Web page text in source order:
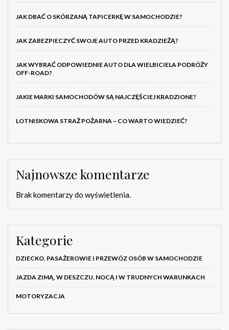
JAK DBAĆ O SKÓRZANĄ TAPICERKĘ W SAMOCHODZIE?
JAK ZABEZPIECZYĆ SWOJE AUTO PRZED KRADZIEŻĄ?
JAK WYBRAĆ ODPOWIEDNIE AUTO DLA WIELBICIELA PODRÓŻY
OFF-ROAD?
JAKIE MARKI SAMOCHODÓW SĄ NAJCZĘŚCIEJ KRADZIONE?
LOTNISKOWA STRAŻ POŻARNA – CO WARTO WIEDZIEĆ?
Najnowsze komentarze
Brak komentarzy do wyświetlenia.
Kategorie
DZIECKO, PASAŻEROWIE I PRZEWÓZ OSÓB W SAMOCHODZIE
JAZDA ZIMĄ, W DESZCZU, NOCĄ I W TRUDNYCH WARUNKACH
MOTORYZACJA